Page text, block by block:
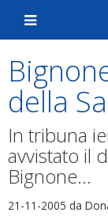
della
In tribuna
avvistato il
Bignone...
21-11-2005 da